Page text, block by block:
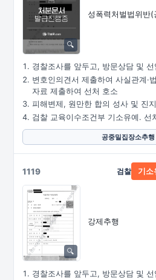
성폭력처벌법위반(
경찰조사를 앞두고, 방문상담 및 선
변호인의견서 제출하여 사실관계·
자료 제출하여 선처 호소
피해변제, 원만한 합의 성사 및 진
검찰 교육이수조건부 기소유예. 선
공중밀집장소추행
1119
강제추행
검찰 기소
경찰조사를 앞두고, 방문상담 및 선